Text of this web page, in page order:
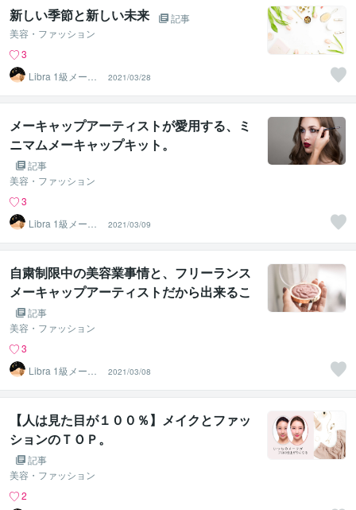
新しい季節と新しい未来
記事
美容・ファッション
3
Libra 1級メーク
アーティスト
2021/03/28
メーキャップアーティストが愛用する、ミ
ニマムメーキャップキット。
記事
美容・ファッション
3
Libra 1級メーク
アーティスト
2021/03/09
自粛制限中の美容業事情と、フリーランス
メーキャップアーティストだから出来るこ
と。記事
美容・ファッション
3
Libra 1級メーク
アーティスト
2021/03/08
【人は見た目が１００％】メイクとファッ
ションのＴＯＰ。
記事
美容・ファッション
2